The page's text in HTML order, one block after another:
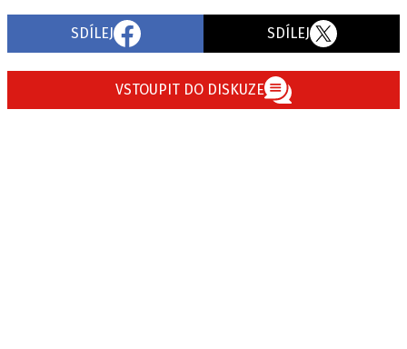
SDÍLEJ SDÍLEJ
VSTOUPIT DO DISKUZE